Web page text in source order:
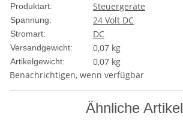
Produktart: Steuergeräte
Spannung: 24 Volt DC
Stromart: DC
Versandgewicht: 0,07 kg
Artikelgewicht: 0,07 kg
Benachrichtigen, wenn verfügbar
Ähnliche Artikel